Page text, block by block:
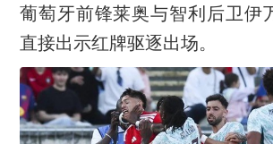
葡萄牙前锋莱奥与智利后卫伊
直接出示红牌驱逐出场。